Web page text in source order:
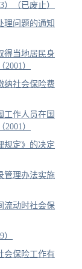
（已废止）
理问题的通知
得当地居民身
）
纳社会保险费
工作人员在国
）
规定》的决定
管理办法实施
流动时社会保
会保险工作有